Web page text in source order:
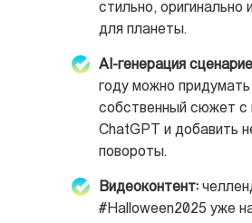
стильно, оригинально
для планеты.
AI-генерация
году можно придумать
собственный сюжет
ChatGPT и добавить
повороты.
Видеоконтент:
#Halloween2025 уже